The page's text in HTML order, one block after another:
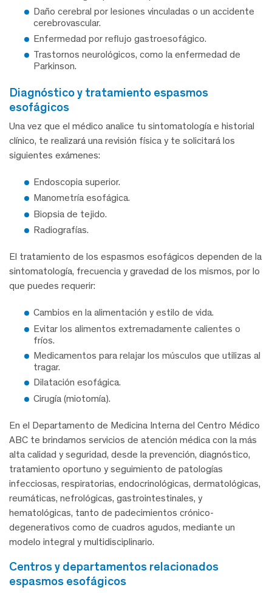
Daño cerebral por lesiones vinculadas o un accidente
cerebrovascular.
Enfermedad por reflujo gastroesofágico.
Trastornos neurológicos, como la enfermedad de
Parkinson.
diagnóstico y tratamiento espasmos
esofágicos
Una vez que el médico analice tu sintomatología e historial
clínico, te realizará una revisión física y te solicitará los
siguientes exámenes:
Endoscopia superior.
Manometría esofágica.
Biopsia de tejido.
Radiografías.
El tratamiento de los espasmos esofágicos dependen de la
sintomatología, frecuencia y gravedad de los mismos, por lo
que puedes requerir:
Cambios en la alimentación y estilo de vida.
Evitar los alimentos extremadamente calientes o
fríos.
Medicamentos para relajar los músculos que utilizas al
tragar.
Dilatación esofágica.
Cirugía (miotomía).
En el Departamento de Medicina Interna del Centro Médico
ABC te brindamos servicios de atención médica con la más
alta calidad y seguridad, desde la prevención, diagnóstico,
tratamiento oportuno y seguimiento de patologías
infecciosas, respiratorias, endocrinológicas, dermatológicas,
reumáticas, nefrológicas, gastrointestinales, y
hematológicas, tanto de padecimientos crónico-
degenerativos como de cuadros agudos, mediante un
modelo integral y multidisciplinario.
centros y departamentos relacionados
espasmos esofágicos